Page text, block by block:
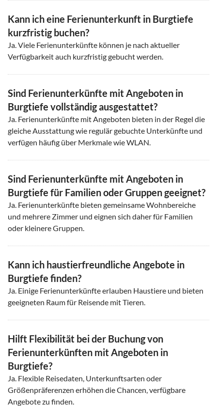
Kann ich eine Ferienunterkunft in Burgtiefe
kurzfristig buchen?
Ja. Viele Ferienunterkünfte können je nach aktueller
Verfügbarkeit auch kurzfristig gebucht werden.
Sind Ferienunterkünfte mit Angeboten in
Burgtiefe vollständig ausgestattet?
Ja. Ferienunterkünfte mit Angeboten bieten in der Regel die
gleiche Ausstattung wie regulär gebuchte Unterkünfte und
verfügen häufig über Merkmale wie WLAN.
Sind Ferienunterkünfte mit Angeboten in
Burgtiefe für Familien oder Gruppen geeignet?
Ja. Ferienunterkünfte bieten gemeinsame Wohnbereiche
und mehrere Zimmer und eignen sich daher für Familien
oder kleinere Gruppen.
Kann ich haustierfreundliche Angebote in
Burgtiefe finden?
Ja. Einige Ferienunterkünfte erlauben Haustiere und bieten
geeigneten Raum für Reisende mit Tieren.
Hilft Flexibilität bei der Buchung von
Ferienunterkünften mit Angeboten in
Burgtiefe?
Ja. Flexible Reisedaten, Unterkunftsarten oder
Größenpräferenzen erhöhen die Chancen, verfügbare
Angebote zu finden.